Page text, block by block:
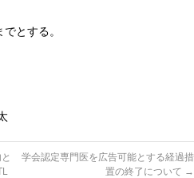
とする。
学会認定専門医を広告可能とする経過措
置の終了について →